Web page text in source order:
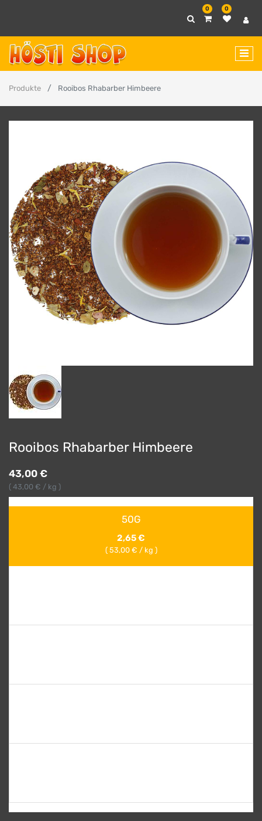
0 0
Produkte Rooibos Rhabarber Himbeere
Rooibos Rhabarber Himbeere
43,00 €
( 43,00 € / kg )
50G
2,65€
( 53,00€ / kg )